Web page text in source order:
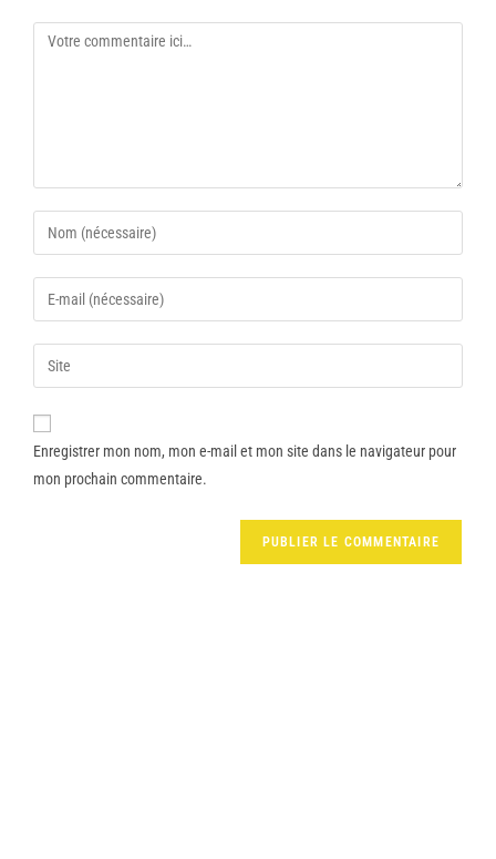
Enregistrer mon nom, mon e-mail et mon site dans le navigateur pour
mon prochain commentaire.